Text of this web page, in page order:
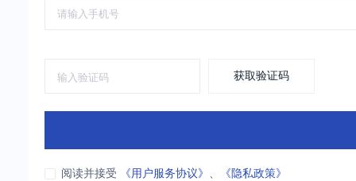
获取验证码
阅读并接受 《用户服务协议》 、 《隐私政策》